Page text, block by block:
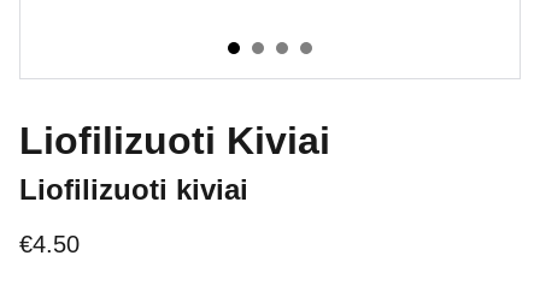
Liofilizuoti Kiviai
Liofilizuoti kiviai
€4.50